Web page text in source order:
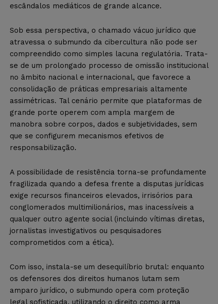
escândalos mediáticos de grande alcance.
Sob essa perspectiva, o chamado vácuo jurídico que
atravessa o submundo da cibercultura não pode ser
compreendido como simples lacuna regulatória. Trata-
se de um prolongado processo de omissão institucional
no âmbito nacional e internacional, que favorece a
consolidação de práticas empresariais altamente
assimétricas. Tal cenário permite que plataformas de
grande porte operem com ampla margem de
manobra sobre corpos, dados e subjetividades, sem
que se configurem mecanismos efetivos de
responsabilização.
A possibilidade de resistência torna-se profundamente
fragilizada quando a defesa frente a disputas jurídicas
exige recursos financeiros elevados, irrisórios para
conglomerados multimilionários, mas inacessíveis a
qualquer outro agente social (incluindo vítimas diretas,
jornalistas investigativos ou pesquisadores
comprometidos com a ética).
Com isso, instala-se um desequilíbrio brutal: enquanto
os defensores dos direitos humanos lutam sem
amparo jurídico, o submundo opera com proteção
legal sofisticada, utilizando o direito como arma